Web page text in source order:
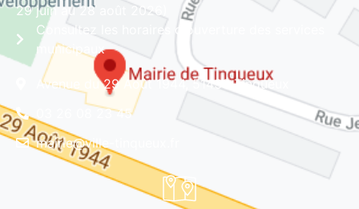
29 juin au 28 août 2026)
Consultez les horaires d'ouverture des services
municipaux
Avenue du 29 Août 1944, 51430 Tinqueux
03 26 08 23 45
mairie@ville-tinqueux.fr